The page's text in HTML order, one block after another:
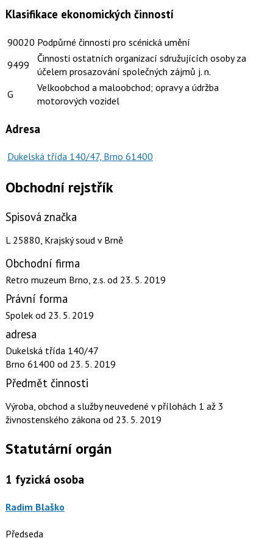
Klasifikace ekonomických činností
90020 Podpůrné činnosti pro scénická umění
9499
Činnosti ostatních organizací sdružujících osoby za
účelem prosazování společných zájmů j. n.
G
Velkoobchod a maloobchod; opravy a údržba
motorových vozidel
Adresa
Dukelská třída 140/47, Brno 61400
Obchodní rejstřík
Spisová značka
L 25880, Krajský soud v Brně
Obchodní firma
Retro muzeum Brno, z.s. od 23. 5. 2019
Právní forma
Spolek od 23. 5. 2019
adresa
Dukelská třída 140/47
Brno 61400 od 23. 5. 2019
Předmět činnosti
Výroba, obchod a služby neuvedené v přílohách 1 až 3
živnostenského zákona od 23. 5. 2019
Statutární orgán
1 fyzická osoba
Radim Blaško
Předseda